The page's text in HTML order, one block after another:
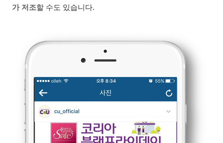
가 저조할 수도 있습니다.